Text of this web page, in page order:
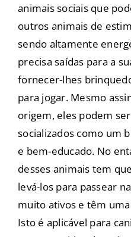
animais sociais que
outros animais de
sendo altamente
precisa saídas para a
fornecer-lhes
para jogar. Mesmo
origem, eles podem
socializados como um
e bem-educado. No
desses animais tem
levá-los para passear
muito ativos e têm
Isto é aplicável para